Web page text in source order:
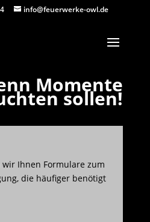
info@feuerwerke-owl.de
Momente
sollen!
Ihnen Formulare zum
die häufiger benötigt